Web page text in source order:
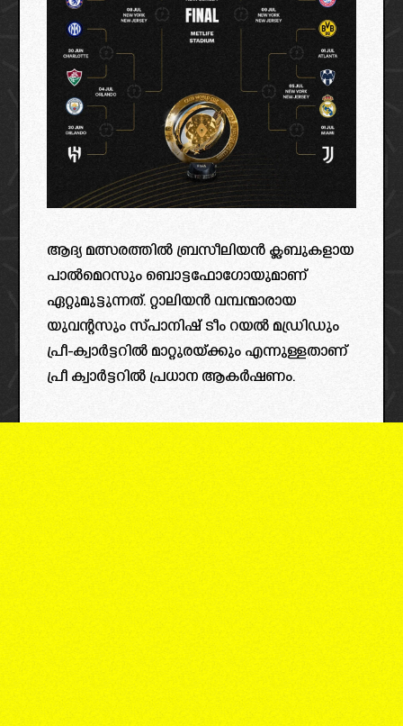
ആദ്യ മത്സരത്തില്‍ ബ്രസീലിയന്‍ ക്ലബുകളായ
പാല്‍മെറസും ബൊട്ടഫോഗോയുമാണ്
ഏറ്റുമുട്ടുന്നത്. റ്റാലിയന്‍ വമ്പന്മാരായ
യുവന്റസും സ്പാനിഷ് ടീം റയല്‍ മഡ്രിഡും
പ്രീ-ക്വാര്‍ട്ടറില്‍ മാറ്റുരയ്ക്കും എന്നുള്ളതാണ്
പ്രീ ക്വാർട്ടറിൽ പ്രധാന ആകർഷണം.